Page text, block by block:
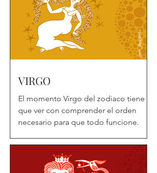
VIRGO
El momento Virgo del zodiaco tiene
que ver con comprender el orden
necesario para que todo funcione.